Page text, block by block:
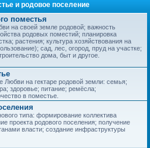
и родовое поселение
поместья
на своей земле родовой; важность
родовых поместий; планировка
растения; культура хозяйствования на
сад, лес, огород, пруд на участке;
дома, быт и другое.
Любви на гектаре родовой земли: семья;
здоровье; питание; ремёсла;
в поместье.
типа: формирование коллектива
проекта родового поселения; получение
власти; создание инфраструктуры